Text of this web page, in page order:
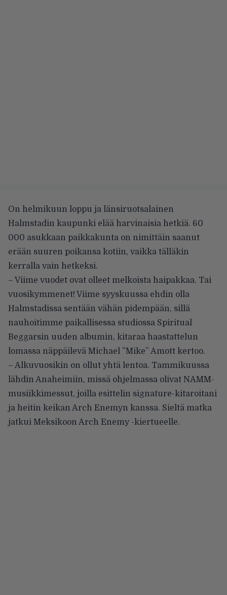
On helmikuun loppu ja länsiruotsalainen
Halmstadin kaupunki elää harvinaisia hetkiä. 60
000 asukkaan paikkakunta on nimittäin saanut
erään suuren poikansa kotiin, vaikka tälläkin
kerralla vain hetkeksi.
– Viime vuodet ovat olleet melkoista haipakkaa. Tai
vuosikymmenet! Viime syyskuussa ehdin olla
Halmstadissa sentään vähän pidempään, sillä
nauhoitimme paikallisessa studiossa Spiritual
Beggarsin uuden albumin, kitaraa haastattelun
lomassa näppäilevä Michael ”Mike” Amott kertoo.
– Alkuvuosikin on ollut yhtä lentoa. Tammikuussa
lähdin Anaheimiin, missä ohjelmassa olivat NAMM-
musiikkimessut, joilla esittelin signature-kitaroitani
ja heitin keikan Arch Enemyn kanssa. Sieltä matka
jatkui Meksikoon Arch Enemy -kiertueelle.